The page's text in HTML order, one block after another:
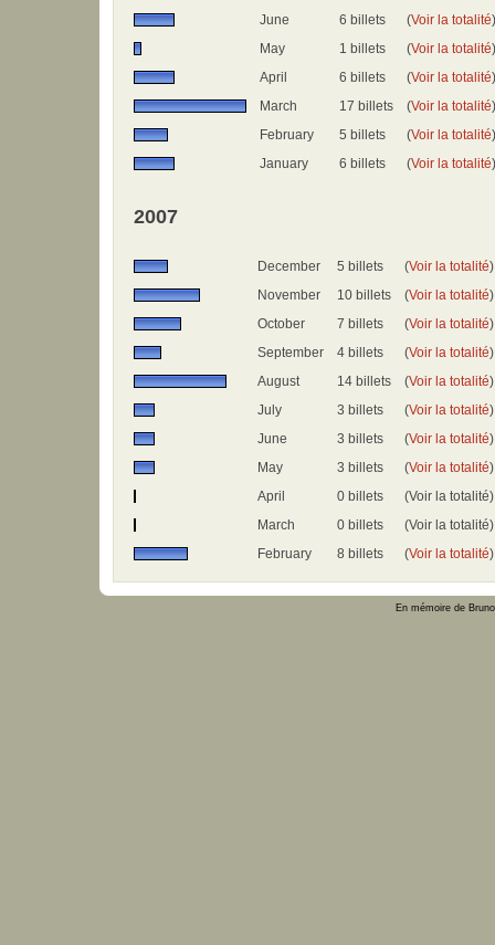
June 6 billets (Voir la totalité)
May
1 billets (Voir la totalité)
April
6 billets (Voir la totalité)
March
17 billets (Voir la totalité)
February
5 billets (Voir la totalité)
January
6 billets (Voir la totalité)
2007
December 5 billets (Voir la totalité)
November
10 billets (Voir la totalité)
October
7 billets (Voir la totalité)
September
4 billets (Voir la totalité)
August
14 billets (Voir la totalité)
July
3 billets (Voir la totalité)
June
3 billets (Voir la totalité)
May
3 billets (Voir la totalité)
April
0 billets
(Voir la totalité)
March
0 billets
(Voir la totalité)
February
8 billets (Voir la totalité)
En mémoire de